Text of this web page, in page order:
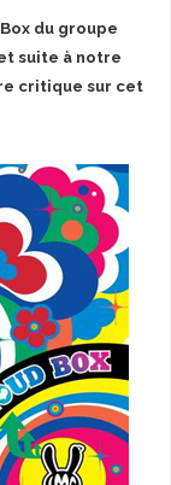
du groupe
suite à notre
critique sur cet